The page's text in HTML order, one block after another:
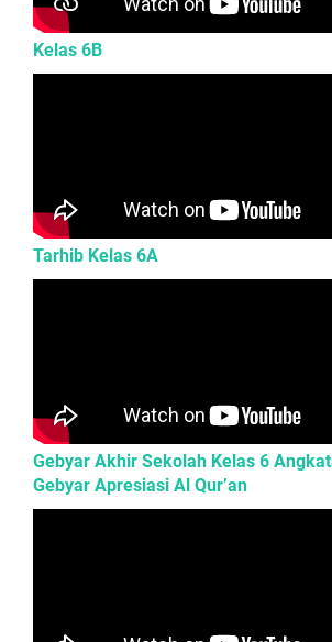
Kelas 6B
Tarhib Kelas 6A
Gebyar Akhir Sekolah Kelas 6
Gebyar Apresiasi Al Qur’an